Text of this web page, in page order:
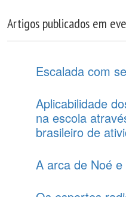
Artigos publicados em
Escalada com
Aplicabilidade
na escola
brasileiro de
A arca de Noé